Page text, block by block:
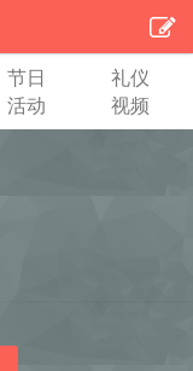
节日
礼仪
活动 视频